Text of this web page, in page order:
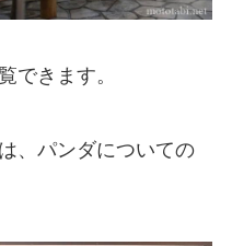
できます。
、パンダについての